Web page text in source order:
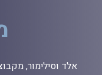
אלד וסילימור,